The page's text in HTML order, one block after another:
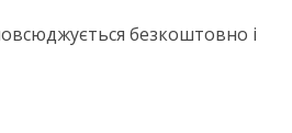
безкоштовно і